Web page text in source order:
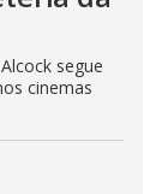
segue
cinemas